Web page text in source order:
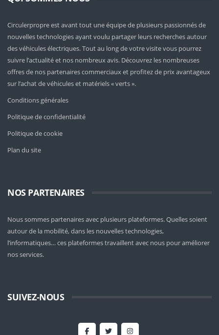
Circulerpropre est avant tout une équipe de plusieurs passionnés de
nouvelles technologies ayant voulu partager leurs recherches autour
des véhicules électriques. Tout au long de votre visite vous pourrez
suivre l’actualité et nos nombreux avis. Découvrez les nombreuses
offres de nos partenaires commerciaux et profitez de prix avantageux
sur l’achat de véhicules et matériels « verts ».
Conditions générales
Politique de confidentialité
Politique de cookie
Plan du site
NOS PARTENAIRES
Nous sommes partenaires avec plusieurs plateformes. Quelles soient
autour de la mobilité, dans les nouvelles technologies,
l’informatiques… ces plateformes travaillent avec nous pour améliorer
nos services.
SUIVEZ-NOUS